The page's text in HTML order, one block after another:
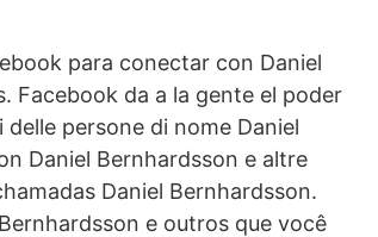
para conectar con Daniel
Facebook da a la gente el poder
persone di nome Daniel
Daniel Bernhardsson e altre
Daniel Bernhardsson.
e outros que você